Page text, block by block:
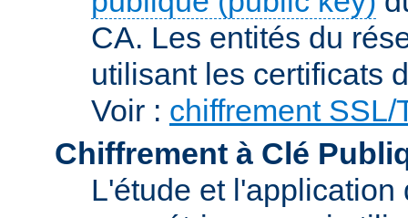
CA. Les entités du
utilisant les certificats
Voir : chiffrement SSL/
Chiffrement à Clé
L'étude et